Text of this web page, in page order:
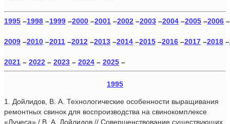
1995 –1998 –1999 –2000 –2001 –2002 –2003 –2004 –2005 –2006 –
2009 –2010 –2011 –2012 –2013 –2014 –2015 –2016 –2017 –2018 –
2021 – 2022 – 2023 – 2024 – 2025 –
1995
1. Дойлидов, В. А. Технологические особенности выращивания
ремонтных свинок для воспроизводства на свинокомплексе
«Лучеса» / В. А. Дойлидов // Совершенствование существующих